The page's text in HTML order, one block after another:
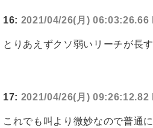
16: 2021/04/26(月) 06:03:26.66
とりあえずクソ弱いリーチが長
17: 2021/04/26(月) 09:26:12.82
これでも叫より微妙なので普通